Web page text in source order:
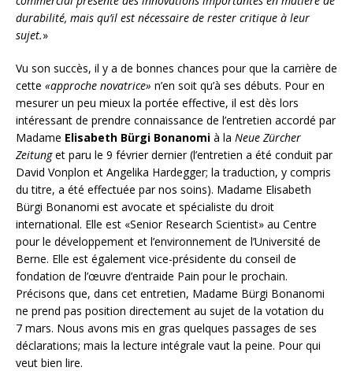
durabilité, mais qu’il est nécessaire de rester critique à leur
sujet.»
Vu son succès, il y a de bonnes chances pour que la carrière de
cette «approche novatrice» n’en soit qu’à ses débuts. Pour en
mesurer un peu mieux la portée effective, il est dès lors
intéressant de prendre connaissance de l’entretien accordé par
Madame Elisabeth Bürgi Bonanomi à la Neue Zürcher
Zeitunget paru le 9 février dernier (l’entretien a été conduit par
David Vonplon et Angelika Hardegger; la traduction, y compris
du titre, a été effectuée par nos soins). Madame Elisabeth
Bürgi Bonanomi est avocate et spécialiste du droit
international. Elle est «Senior Research Scientist» au Centre
pour le développement et l’environnement de l’Université de
Berne. Elle est également vice-présidente du conseil de
fondation de l’œuvre d’entraide Pain pour le prochain.
Précisons que, dans cet entretien, Madame Bürgi Bonanomi
ne prend pas position directement au sujet de la votation du
7 mars. Nous avons mis en gras quelques passages de ses
déclarations; mais la lecture intégrale vaut la peine. Pour qui
veut bien lire.